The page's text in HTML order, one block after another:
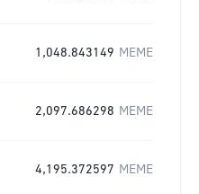
1,048.843149 MEME
2,097.686298 MEME
4,195.372597 MEME